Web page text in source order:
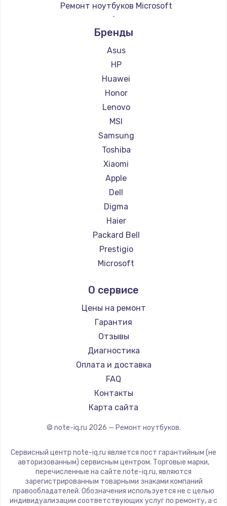
Ремонт ноутбуков Microsoft
Ремонт ноутбуков Alienware
Ремонт ноутбуков Aquarius
Ремонт ноутбуков Gigabyte
Ремонт ноутбуков Aorus
Ремонт ноутбуков Maibenben
Ремонт ноутбуков Getac
Ремонт ноутбуков Epson
Ремонт ноутбуков Philips
Ремонт ноутбуков LG
Ремонт ноутбуков Panasonic
Ремонт ноутбуков Irbis
Ремонт ноутбуков Thunderobot
Ремонт ноутбуков Hasee
Ремонт ноутбуков ZTE
Ремонт ноутбуков Hiper
Ремонт ноутбуков Evga
Ремонт ноутбуков Google
Ремонт ноутбуков Echips
Ремонт ноутбуков Predator
Ремонт ноутбуков iru
Ремонт ноутбуков Machenike
Ремонт ноутбуков DEXP
Ремонт ноутбуков Teclast
Ремонт ноутбуков CHUWI
Ремонт ноутбуков Colorful
Бренды
Asus
HP
Huawei
Honor
Lenovo
MSI
Samsung
Toshiba
Xiaomi
Apple
Dell
Digma
Haier
Packard Bell
Prestigio
Microsoft
Aquarius
Gigabyte
Aorus
Maibenben
Getac
Epson
Philips
LG
Panasonic
ZTE
Hiper
Evga
О сервисе
Цены на ремонт
Гарантия
Отзывы
Диагностика
Оплата и доставка
FAQ
Контакты
Карта сайта
© note-iq.ru 2026 — Ремонт ноутбуков.
Сервисный центр note-iq.ru является пост гарантийным (не
авторизованным) сервисным центром. Торговые марки,
перечисленные на сайте note-iq.ru, являются
зарегистрированным товарными знаками компаний
правообладателей. Обозначения используется не с целью
индивидуализации соответствующих услуг по ремонту, а с